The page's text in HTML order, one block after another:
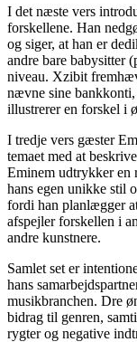
I det næste vers
forskellene. Han
og siger, at han er
andre bare babysitter
niveau. Xzibit
nævne sine
illustrerer en forskel i
I tredje vers gæster
temaet med at
Eminem udtrykker en
hans egen unikke stil
fordi han planlægger
afspejler forskellen i
andre kunstnere.
Samlet set er
hans
musikbranchen. Dre
bidrag til genren,
rygter og negative